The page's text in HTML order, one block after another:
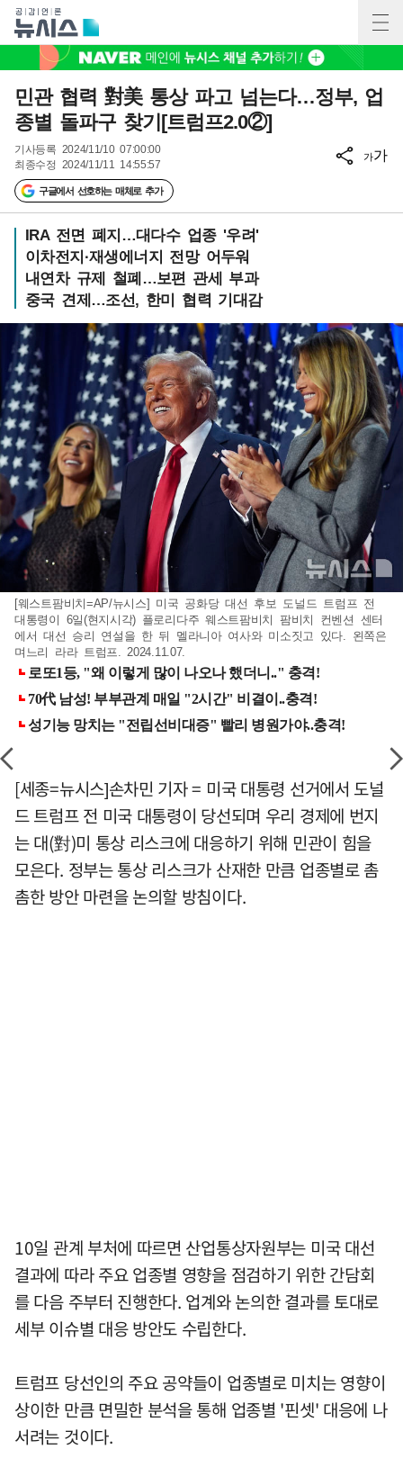
민관 협력 對美 통상 파고 넘는다…정부, 업
종별 돌파구 찾기[트럼프2.0②]
기사등록 2024/11/10 07:00:00
최종수정 2024/11/11 14:55:57
구글에서 선호하는 매체로 추가
가가
IRA 전면 폐지…대다수 업종 '우려'
이차전지·재생에너지 전망 어두워
내연차 규제 철폐…보편 관세 부과
중국 견제…조선, 한미 협력 기대감
[웨스트팜비치=AP/뉴시스] 미국 공화당 대선 후보 도널드 트럼프 전
대통령이 6일(현지시각) 플로리다주 웨스트팜비치 팜비치 컨벤션 센터
에서 대선 승리 연설을 한 뒤 멜라니아 여사와 미소짓고 있다. 왼쪽은
며느리 라라 트럼프. 2024.11.07.
[세종=뉴시스]손차민 기자 = 미국 대통령 선거에서 도널
드 트럼프 전 미국 대통령이 당선되며 우리 경제에 번지
는 대(對)미 통상 리스크에 대응하기 위해 민관이 힘을
모은다. 정부는 통상 리스크가 산재한 만큼 업종별로 촘
촘한 방안 마련을 논의할 방침이다.
10일 관계 부처에 따르면 산업통상자원부는 미국 대선
결과에 따라 주요 업종별 영향을 점검하기 위한 간담회
를 다음 주부터 진행한다. 업계와 논의한 결과를 토대로
세부 이슈별 대응 방안도 수립한다.
트럼프 당선인의 주요 공약들이 업종별로 미치는 영향이
상이한 만큼 면밀한 분석을 통해 업종별 '핀셋' 대응에 나
서려는 것이다.